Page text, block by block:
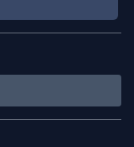
2020